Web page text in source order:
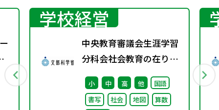
学校経営
中央教育審議会生涯学習
分科会社会教育の在り方
に関する特別部会（第1
回） 配布資料
小 中 高 他
国語
書写
社会 地図
算数